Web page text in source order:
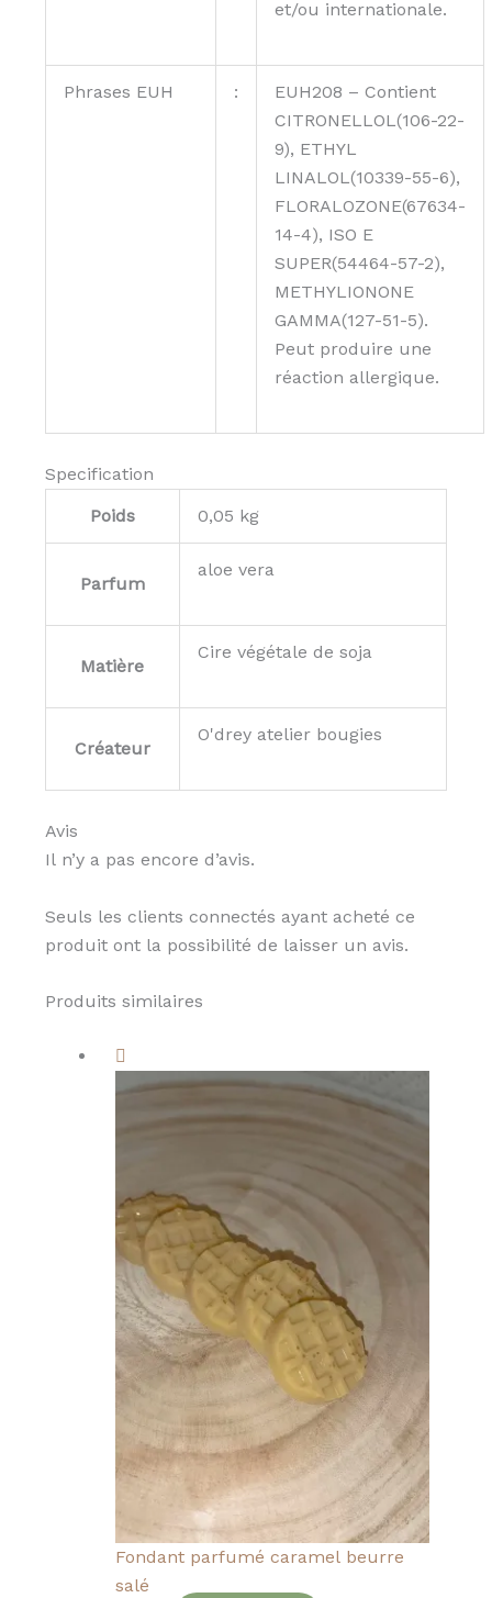
et/ou internationale.
Phrases EUH :
EUH208 – Contient
CITRONELLOL(106-22-
9), ETHYL
LINALOL(10339-55-6),
FLORALOZONE(67634-
14-4), ISO E
SUPER(54464-57-2),
METHYLIONONE
GAMMA(127-51-5).
Peut produire une
réaction allergique.
Specification
Poids
0,05 kg
Parfum
aloe vera
Matière
Cire végétale de soja
Créateur
O'drey atelier bougies
Avis
Il n’y a pas encore d’avis.
Seuls les clients connectés ayant acheté ce
produit ont la possibilité de laisser un avis.
Produits similaires
Fondant parfumé caramel beurre
salé